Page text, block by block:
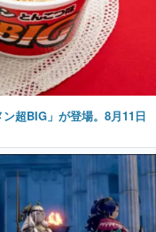
超BIG」が登場。8月11日